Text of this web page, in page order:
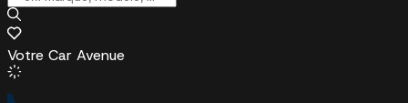
Votre Car Avenue